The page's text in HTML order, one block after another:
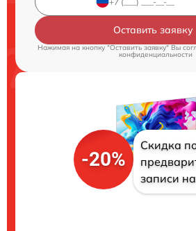
Оставить заявку
Нажимая на кнопку "Оставить заявку" Вы
конфиденциальности
-20%
Скидка
записи